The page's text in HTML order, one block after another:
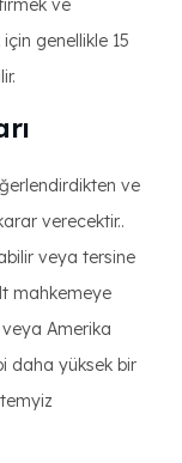
ve
genellikle 15
ve
verecektir..
veya tersine
mahkemeye
Amerika
daha yüksek bir